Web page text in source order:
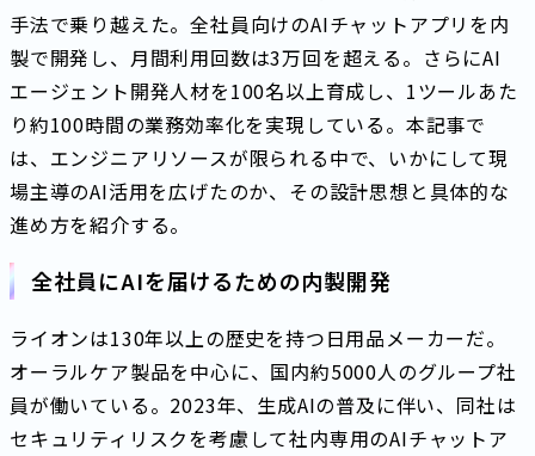
手法で乗り越えた。全社員向けのAIチャットアプリを内
製で開発し、月間利用回数は3万回を超える。さらにAI
エージェント開発人材を100名以上育成し、1ツールあた
り約100時間の業務効率化を実現している。本記事で
は、エンジニアリソースが限られる中で、いかにして現
場主導のAI活用を広げたのか、その設計思想と具体的な
進め方を紹介する。
全社員にAIを届けるための内製開発
ライオンは130年以上の歴史を持つ日用品メーカーだ。
オーラルケア製品を中心に、国内約5000人のグループ社
員が働いている。2023年、生成AIの普及に伴い、同社は
セキュリティリスクを考慮して社内専用のAIチャットア